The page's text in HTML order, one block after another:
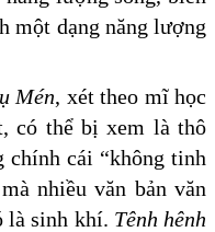
một dạng năng lượng
Mén, xét theo mĩ học
có thể bị xem là thô
chính cái “không tinh
nhiều văn bản văn
là sinh khí. Tênh hênh